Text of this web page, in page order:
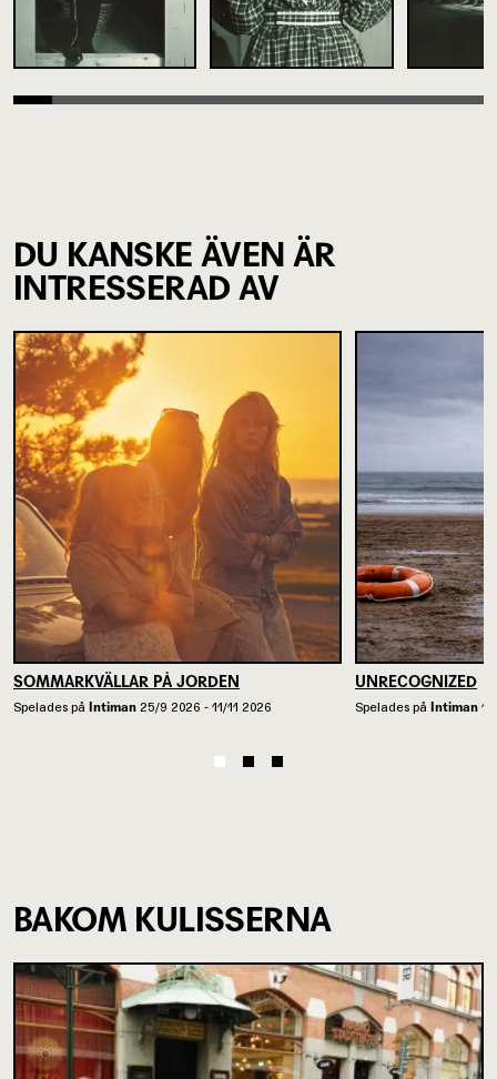
DU KANSKE ÄVEN ÄR
INTRESSERAD AV
SOMMARKVÄLLAR PÅ JORDEN
Spelades på Intiman 25/9 2026 - 11/11 2026
UNRECOGNIZED
Spelades på Intiman
BAKOM KULISSERNA